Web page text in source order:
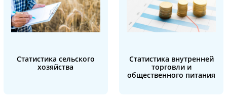
Статистика сельского
хозяйства
Статистика внутренней
торговли и
общественного питания